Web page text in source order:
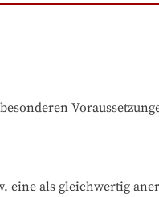
eine als gleichwertig